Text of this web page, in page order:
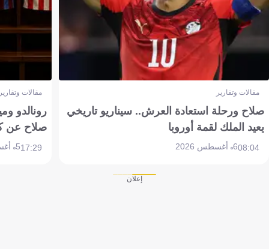
مقالات وتقارير
صلاح ورحلة استعادة العرش.. سيناريو تاريخي
يعيد الملك لقمة أوروبا
08:046 أغسطس 2026
مقالات
رونالدو
صلاح عن
17:295 أغسطس 2026
إعلان